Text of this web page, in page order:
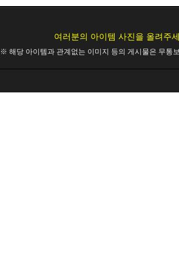
여러분의 아이템 사진을 올려주
※ 해당 아이템과 관계없는 이미지 등의 게시물은 무통